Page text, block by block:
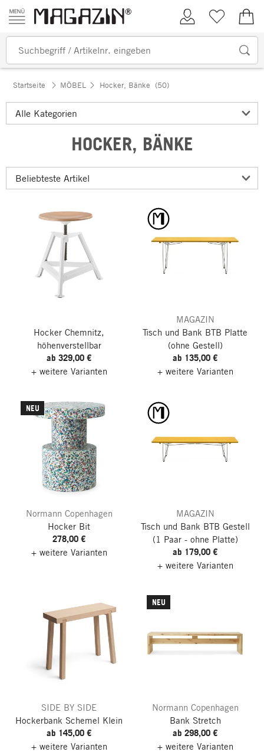
Zum Inhalt springen
Kundenkonto
Merkliste
Startseite MÖBEL Hocker, Bänke (50)
HOCKER, BÄNKE
Hocker Chemnitz,
höhenverstellbar
ab 329,00 €
+ weitere Varianten
MAGAZIN
Tisch und Bank BTB Platte
(ohne Gestell)
ab 135,00 €
+ weitere Varianten
NEU
Normann Copenhagen
Hocker Bit
278,00 €
+ weitere Varianten
MAGAZIN
Tisch und Bank BTB Gestell
(1 Paar - ohne Platte)
ab 179,00 €
+ weitere Varianten
SIDE BY SIDE
Hockerbank Schemel Klein
ab 145,00 €
+ weitere Varianten
NEU
Normann Copenhagen
Bank Stretch
ab 298,00 €
+ weitere Varianten